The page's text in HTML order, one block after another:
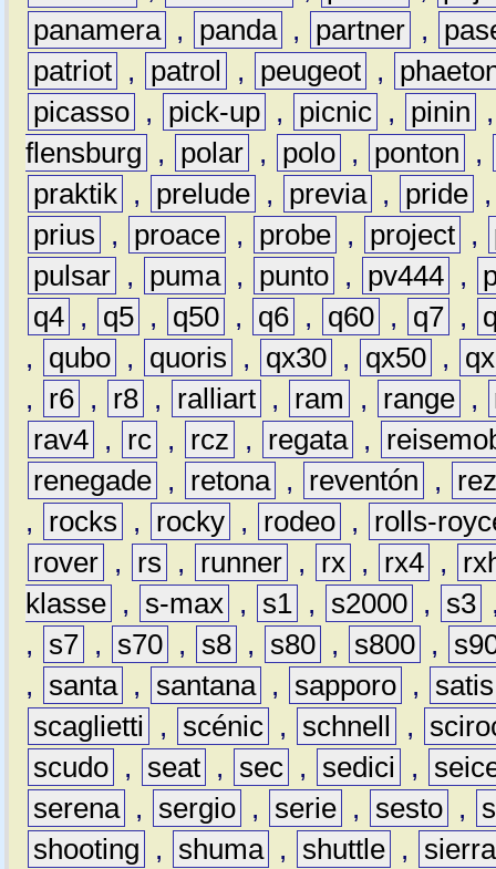
panamera , panda , partner ,
patriot , patrol , peugeot ,
picasso , pick-up , picnic , pinin
flensburg
, polar , polo , ponton
,
praktik , prelude , previa , pride
prius
, proace , probe , project ,
pulsar , puma , punto , pv444 ,
q4 , q5 , q50 , q6 , q60 , q7 ,
,
qubo , quoris , qx30 , qx50 ,
,
r6 , r8 , ralliart , ram , range ,
rav4 , rc , rcz , regata ,
renegade , retona , reventón ,
,
rocks , rocky , rodeo ,
rolls-
rover , rs , runner , rx , rx4 ,
klasse , s-max , s1 , s2000 , s3
,
s7 , s70 , s8 , s80 , s800 ,
,
santa , santana , sapporo ,
satis
scaglietti
, scénic , schnell ,
scudo , seat , sec , sedici ,
serena , sergio , serie , sesto ,
shooting
, shuma , shuttle , sierra